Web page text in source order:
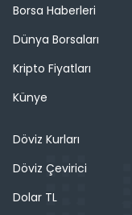
Borsa Haberleri
Dünya Borsaları
Kripto Fiyatları
Künye
Döviz Kurları
Döviz Çevirici
Dolar TL